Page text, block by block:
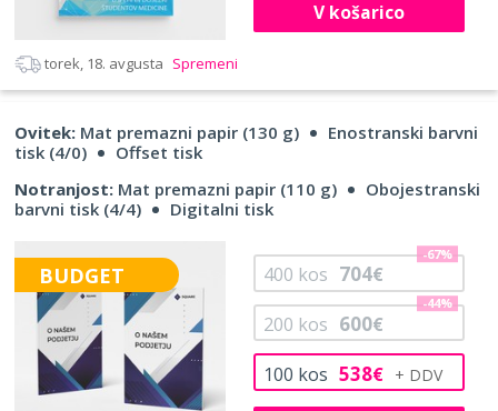
V košarico
torek, 18. avgusta Spremeni
Ovitek: Mat premazni papir (130 g)
Enostranski barvni
tisk (4/0)
Offset tisk
Notranjost: Mat premazni papir (110 g)
Obojestranski
barvni tisk (4/4)
Digitalni tisk
BUDGET
100 kos 538€
200 kos 600€
-44%
400 kos 704€
-67%